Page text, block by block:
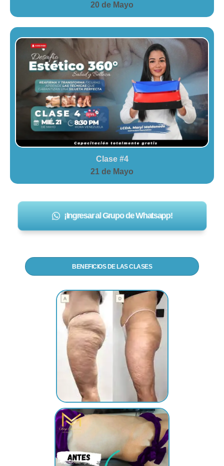
20 de Mayo
Clase #4
21 de Mayo
¡Ingresar al Grupo de Whatsapp!
BENEFICIOS DE LAS CLASES